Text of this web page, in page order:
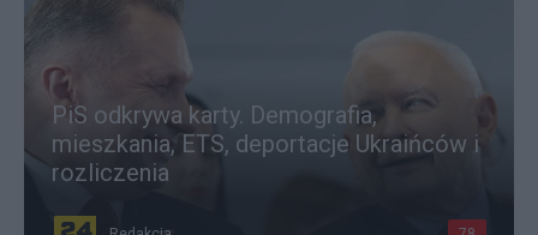
PiS odkrywa karty. Demografia,
mieszkania, ETS, deportacje Ukraińców i
rozliczenia